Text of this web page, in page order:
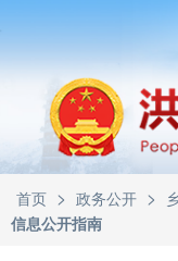
首页 > 政务公开 >
信息公开指南